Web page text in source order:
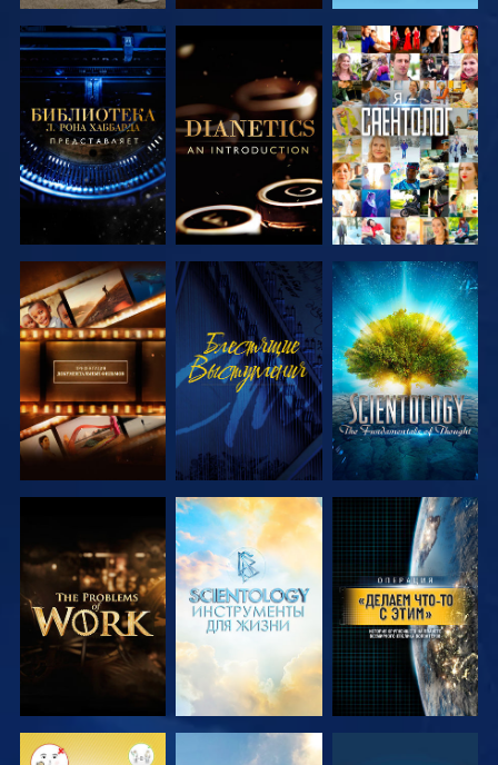
СМОТРЕТЬ
ПЕРЕДАЧИ
СМОТРЕТЬ
ПЕРЕДАЧИ
СМОТРЕТЬ
СМОТРЕТЬ
ПЕРЕДАЧИ
СМОТРЕТЬ
СМОТРЕТЬ
ПЕРЕДАЧИ
СМОТРЕТЬ
ПЕРЕДАЧИ
СМОТРЕТЬ
ПЕРЕДАЧИ
СМОТРЕТЬ